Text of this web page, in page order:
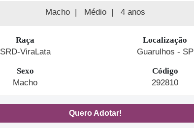
Macho | Médio | 4 anos
Raça
SRD-ViraLata
Localização
Guarulhos - SP
Sexo
Macho
Código
292810
Quero Adotar!